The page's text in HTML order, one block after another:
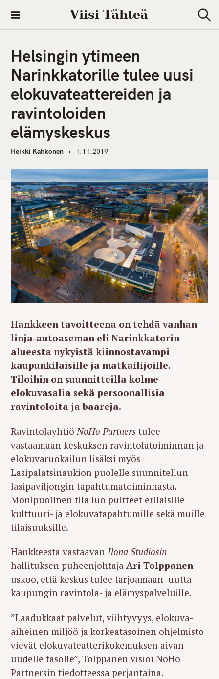
i
Viisi Tähteä
e
Helsingin ytimeen
Narinkkatorille tulee uusi
elokuvateattereiden ja
ravintoloiden
elämyskeskus
Heikki Kahkonen 1.11.2019
Hankkeen tavoitteena on tehdä vanhan
linja-autoaseman eli Narinkkatorin
alueesta nykyistä kiinnostavampi
kaupunkilaisille ja matkailijoille.
Tiloihin on suunnitteilla kolme
elokuvasalia sekä persoonallisia
ravintoloita ja baareja.
Ravintolayhtiö NoHo Partners tulee
vastaamaan keskuksen ravintolatoiminnan ja
elokuvaruokailun lisäksi myös
Lasipalatsinaukion puolelle suunnitellun
lasipaviljongin tapahtumatoiminnasta.
Monipuolinen tila luo puitteet erilaisille
kulttuuri- ja elokuvatapahtumille sekä muille
tilaisuuksille.
Hankkeesta vastaavan Ilona Studiosin
hallituksen puheenjohtaja Ari Tolppanen
uskoo, että keskus tulee tarjoamaan uutta
kaupungin ravintola- ja elämyspalveluille.
”Laadukkaat palvelut, viihtyvyys, elokuva-
aiheinen miljöö ja korkeatasoinen ohjelmisto
vievät elokuvateatterikokemuksen aivan
uudelle tasolle”, Tolppanen visioi NoHo
Partnersin tiedotteessa perjantaina.